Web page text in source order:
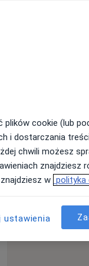
cookie (lub
i dostarczania
chwili możesz
znajdziesz
w polityka
ustawienia